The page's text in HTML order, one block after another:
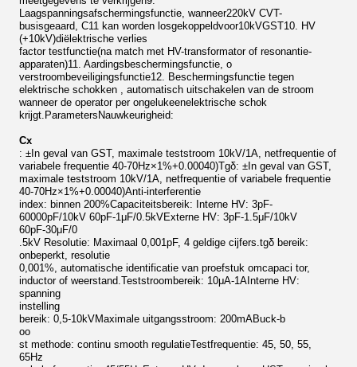
Laagspanningsafschermingsfunctie, wanneer220kV CVT-
busisgeaard, C11 kan worden losgekoppeldvoor10kVGST10. HV
(+10kV)diëlektrische verlies
factor testfunctie(na match met HV-transformator of resonantie-
apparaten)11. Aardingsbeschermingsfunctie, o
verstroombeveiligingsfunctie12. Beschermingsfunctie tegen
elektrische schokken , automatisch uitschakelen van de stroom
wanneer de operator per ongelukeenelektrische schok
krijgt. Parameters Nauwkeurigheid:
Cx
: ± In geval van GST, maximale teststroom 10kV/1A, netfrequentie of
variabele frequentie 40-70Hz×1%+0.00040)Tgδ: ± In geval van GST,
maximale teststroom 10kV/1A, netfrequentie of variabele frequentie
40-70Hz×1%+0.00040)Anti-interferentie
index: binnen 200%Capaciteitsbereik: Interne HV: 3pF-
60000pF/10kV 60pF-1μF/0.5kVExterne HV: 3pF-1.5μF/10kV
60pF-30μF/0
.5kV Resolutie: Maximaal 0,001pF, 4 geldige cijfers.tgδ bereik:
onbeperkt, resolutie
0,001%, automatische identificatie van proefstuk omcapaci tor,
inductor of weerstand.Teststroombereik: 10μA-1A Interne HV:
spanning
instelling
bereik: 0,5-10kVMaximale uitgangsstroom: 200mABuck-b
oo
st methode: continu smooth regulatieTestfrequentie: 45, 50, 55,
65Hz